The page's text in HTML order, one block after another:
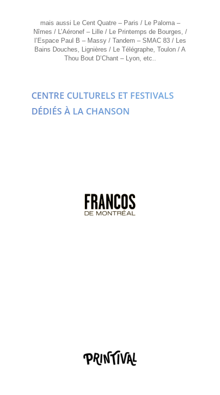
mais aussi Le Cent Quatre – Paris / Le Paloma –
Nîmes / L’Aéronef – Lille / Le Printemps de Bourges, /
l’Espace Paul B – Massy / Tandem – SMAC 83 / Les
Bains Douches, Lignières / Le Télégraphe, Toulon / A
Thou Bout D’Chant – Lyon, etc..
CENTRE CULTURELS ET FESTIVALS
DÉDIÉS À LA CHANSON